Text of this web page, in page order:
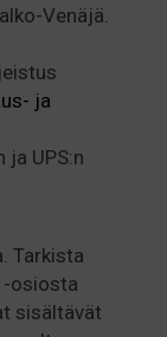
Venäjä.
ja
ja UPS:n
Tarkista
osiosta
sisältävät